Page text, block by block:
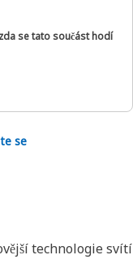
se tato součást hodí
se
technologie svítí